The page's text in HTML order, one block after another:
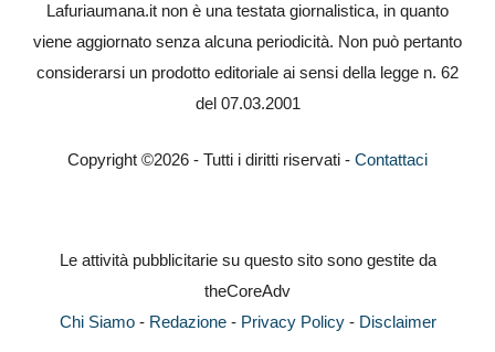
Lafuriaumana.it non è una testata giornalistica, in quanto
viene aggiornato senza alcuna periodicità. Non può pertanto
considerarsi un prodotto editoriale ai sensi della legge n. 62
del 07.03.2001
Copyright ©2026 - Tutti i diritti riservati - Contattaci
Le attività pubblicitarie su questo sito sono gestite da
theCoreAdv
Chi Siamo- Redazione- Privacy Policy- Disclaimer